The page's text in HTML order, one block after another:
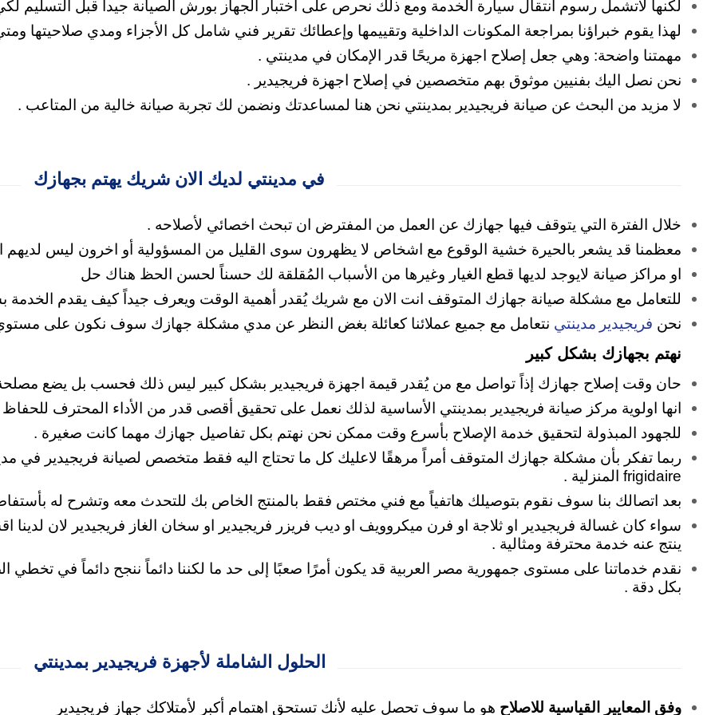
لكنها لاتشمل رسوم انتقال سيارة الخدمة ومع ذلك نحرص على اختبار الجهاز بورش الصيانة جيداً قبل التسليم
لهذا يقوم خبراؤنا بمراجعة المكونات الداخلية وتقييمها وإعطائك تقرير فني شامل كل الأجزاء ومدي صلاحيتها
مهمتنا واضحة: وهي جعل إصلاح اجهزة مريحًا قدر الإمكان في مدينتي .
نحن نصل اليك بفنيين موثوق بهم متخصصين في إصلاح اجهزة فريجيدير .
لا مزيد من البحث عن صيانة فريجيدير بمدينتي نحن هنا لمساعدتك ونضمن لك تجربة صيانة خالية من المتاعب .
في مدينتي لديك الان شريك يهتم بجهازك
خلال الفترة التي يتوقف فيها جهازك عن العمل من المفترض ان تبحث اخصائي لأصلاحه .
معظمنا قد يشعر بالحيرة خشية الوقوع مع اشخاص لا يظهرون سوى القليل من المسؤولية أو اخرون ليس لديهم
او مراكز صيانة لايوجد لديها قطع الغيار وغيرها من الأسباب المُقلقة لك حسناً لحسن الحظ هناك حل
للتعامل مع مشكلة صيانة جهازك المتوقف انت الان مع شريك يُقدر أهمية الوقت ويعرف جيداً كيف يقدم
نحن فريجيدير مدينتي نتعامل مع جميع عملائنا كعائلة بغض النظر عن مدي مشكلة جهازك سوف نكون على مستوي
نهتم بجهازك بشكل كبير
حان وقت إصلاح جهازك إذاً تواصل مع من يُقدر قيمة اجهزة فريجيدير بشكل كبير ليس ذلك فحسب بل يضع مصلحة
انها اولوية مركز صيانة فريجيدير بمدينتي الأساسية لذلك نعمل على تحقيق أقصى قدر من الأداء المحترف للحفاظ
للجهود المبذولة لتحقيق خدمة الإصلاح بأسرع وقت ممكن نحن نهتم بكل تفاصيل جهازك مهما كانت صغيرة .
ربما تفكر بأن مشكلة جهازك المتوقف أمراً مرهقًا لاعليك كل ما تحتاج اليه فقط متخصص لصيانة فريجيدير في
frigidaire المنزلية .
بعد اتصالك بنا سوف نقوم بتوصيلك هاتفياً مع فني مختص فقط بالمنتج الخاص بك للتحدث معه وتشرح له
سواء كان غسالة فريجيدير او ثلاجة او فرن ميكروويف او ديب فريزر فريجيدير او سخان الغاز فريجيدير لان
ينتج عنه خدمة محترفة ومثالية .
نقدم خدماتنا على مستوى جمهورية مصر العربية قد يكون أمرًا صعبًا إلى حد ما لكننا دائماً ننجح دائماً في تخطي
بكل دقة .
الحلول الشاملة لأجهزة فريجيدير بمدينتي
وفق المعايير القياسية للاصلاح هو ما سوف تحصل عليه لأنك تستحق اهتمام أكبر لأمتلاكك جهاز فريجيدير